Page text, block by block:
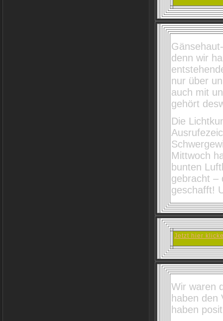
denn wir
nur über
auch mit
gehört
Die
Mittwoch
bunten
gebracht –
geschafft!
Jetzt hier
Wir waren
haben den
haben